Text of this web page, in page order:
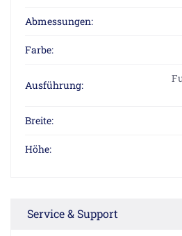
Abmessungen:
Farbe:
Ausführung:
Breite:
Höhe:
Service & Support